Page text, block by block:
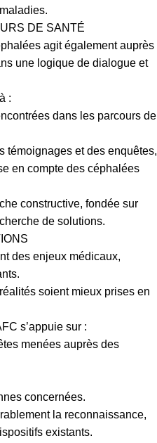
DE SANTÉ
agit également auprès
une logique de dialogue et
:
dans les parcours de
témoignages et des enquêtes,
en compte des céphalées
constructive, fondée sur
de solutions.
des enjeux médicaux,
soient mieux prises en
s’appuie sur :
menées auprès des
concernées.
la reconnaissance,
existants.